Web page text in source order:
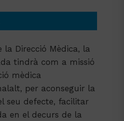
la Direcció Mèdica, la
tindrà com a missió
mèdica
per aconseguir la
seu defecte, facilitar
en el decurs de la